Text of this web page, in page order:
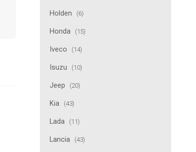
Holden (6)
Honda (15)
Iveco (14)
Isuzu (10)
Jeep (20)
Kia (43)
Lada (11)
Lancia (43)